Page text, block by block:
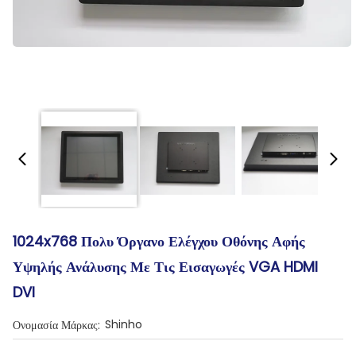
1024x768 Πολυ Όργανο Ελέγχου Οθόνης Αφής
Υψηλής Ανάλυσης Με Τις Εισαγωγές VGA HDMI
DVI
Ονομασία Μάρκας: Shinho